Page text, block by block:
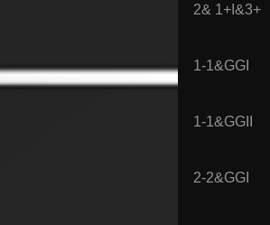
2& 1+I&3+
1-1&GGI
1-1&GGII
2-2&GGI